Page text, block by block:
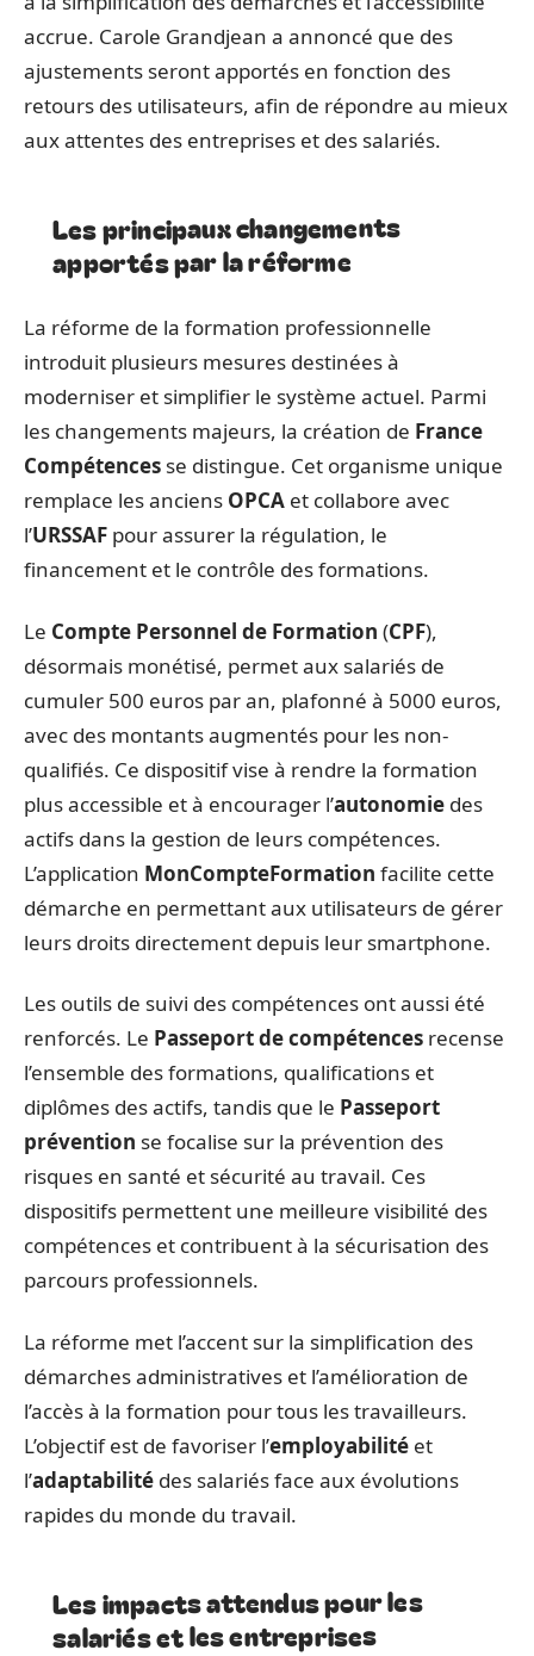
accrue. Carole Grandjean a annoncé que des
ajustements seront apportés en fonction des
retours des utilisateurs, afin de répondre au mieux
aux attentes des entreprises et des salariés.
Les principaux changements
apportés par la réforme
La réforme de la formation professionnelle
introduit plusieurs mesures destinées à
moderniser et simplifier le système actuel. Parmi
les changements majeurs, la création de France
Compétences se distingue. Cet organisme unique
remplace les anciens OPCA et collabore avec
l’URSSAF pour assurer la régulation, le
financement et le contrôle des formations.
Le Compte Personnel de Formation (CPF),
désormais monétisé, permet aux salariés de
cumuler 500 euros par an, plafonné à 5000 euros,
avec des montants augmentés pour les non-
qualifiés. Ce dispositif vise à rendre la formation
plus accessible et à encourager l’autonomie des
actifs dans la gestion de leurs compétences.
L’application MonCompteFormation facilite cette
démarche en permettant aux utilisateurs de gérer
leurs droits directement depuis leur smartphone.
Les outils de suivi des compétences ont aussi été
renforcés. Le Passeport de compétences recense
l’ensemble des formations, qualifications et
diplômes des actifs, tandis que le Passeport
prévention se focalise sur la prévention des
risques en santé et sécurité au travail. Ces
dispositifs permettent une meilleure visibilité des
compétences et contribuent à la sécurisation des
parcours professionnels.
La réforme met l’accent sur la simplification des
démarches administratives et l’amélioration de
l’accès à la formation pour tous les travailleurs.
L’objectif est de favoriser l’employabilité et
l’adaptabilité des salariés face aux évolutions
rapides du monde du travail.
Les impacts attendus pour les
salariés et les entreprises